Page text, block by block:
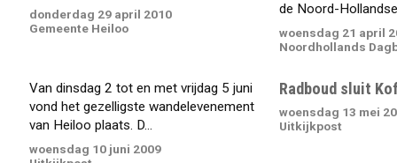
donderdag 29 april 2010
Gemeente Heiloo
de Noord-
woensdag 21 april
Noordhollands
Van dinsdag 2 tot en met vrijdag 5 juni
vond het gezelligste wandelevenement
van Heiloo plaats. D...
woensdag 10 juni 2009
Radboud sluit
woensdag 13 mei
Uitkijkpost